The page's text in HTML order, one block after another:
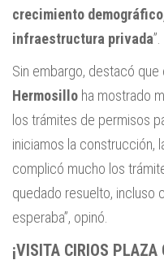
crecimiento
infraestructura privada”.
Sin embargo, destacó que
Hermosillo ha mostrado
los trámites de permisos
iniciamos la construcción,
complicó mucho los
quedado resuelto, incluso
esperaba”, opinó.
¡VISITA CIRIOS PLAZA